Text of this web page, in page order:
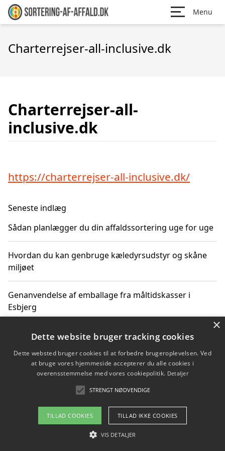
Menu
Charterrejser-all-inclusive.dk
Charterrejser-all-
inclusive.dk
https://charterrejser-all-inclusive.dk/
Seneste indlæg
Sådan planlægger du din affaldssortering uge for uge
Hvordan du kan genbruge kæledyrsudstyr og skåne
miljøet
Genanvendelse af emballage fra måltidskasser i
Esbjerg
Sådan kan du kombinere affaldssortering med rejser
Hvordan affaldssortering kan bidrage til co2 reduktion
Copyright 2026 - Pilanto Aps
Om / kontakt
Blog Betingelser
×
Dette website bruger tracking cookies
Dette websted bruger cookies til at forbedre brugeroplevelsen. Ved
at bruge vores hjemmeside accepterer du alle cookies i
overensstemmelse med vores cookiepolitik. Detaljer
STRENGT NØDVENDIGE
TILLAD COOKIES TILLAD IKKE COOKIES
VIS DETALJER